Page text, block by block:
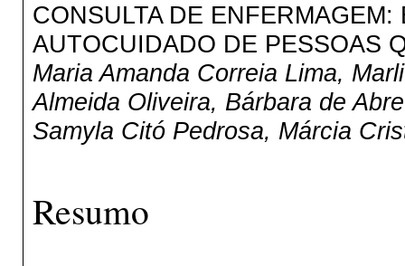
CONSULTA DE
AUTOCUIDADO DE PESSOAS
Maria Amanda Correia Lima,
Almeida Oliveira, Bárbara de
Samyla Citó Pedrosa, Márcia
Resumo